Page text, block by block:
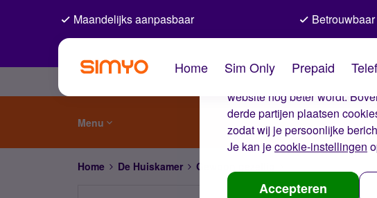
De cookies
Wij gebruiken cookies op
website nog beter wordt.
derde partijen plaatsen
zodat wij je persoonlijke
Je kan jecookie-instellingen
Accepteren
Maandelijks aanpasbaar
Home Sim Only Prepaid
Menu
Home De Huiskamer Gewoon gezellig